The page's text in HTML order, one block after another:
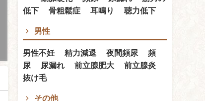
低下 骨粗鬆症 耳鳴り 聴力低下
男性
男性不妊 精力減退 夜間頻尿 頻
尿 尿漏れ 前立腺肥大 前立腺炎
抜け毛
その他